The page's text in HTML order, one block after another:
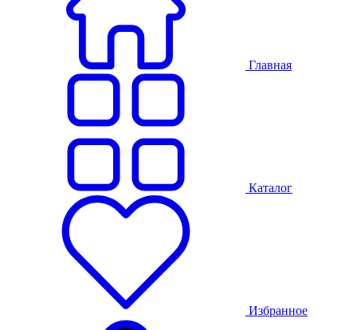
Главная
Каталог
Избранное